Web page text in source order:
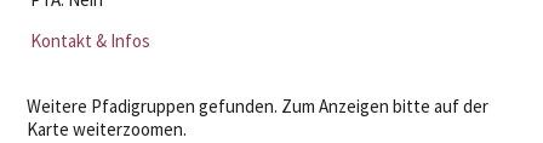
Kontakt & Infos
Weitere Pfadigruppen gefunden. Zum Anzeigen bitte auf der
Karte weiterzoomen.